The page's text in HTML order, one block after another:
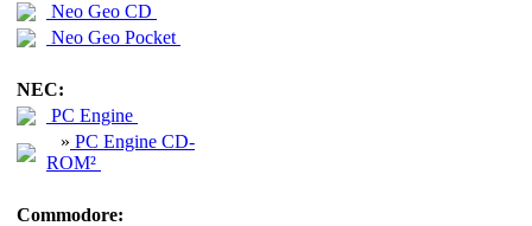
Neo Geo CD
Neo Geo Pocket
NEC:
PC Engine
» PC Engine CD-
ROM²
Commodore: